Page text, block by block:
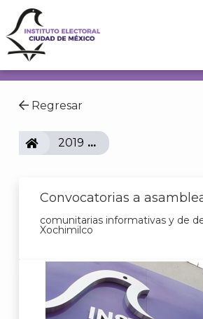
Regresar
IECM2019
Convocatorias a
comunitarias informativas y de
Xochimilco